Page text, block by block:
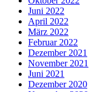
Juni 2022
April 2022
März 2022
Februar 2022
Dezember 2021
November 2021
Juni 2021
Dezember 2020